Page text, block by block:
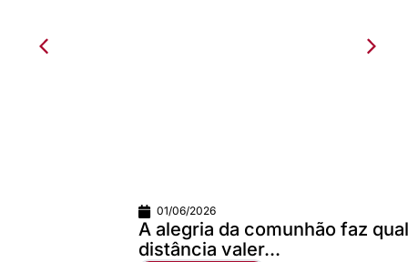
A alegria da comunhão faz qualquer
distância valer...